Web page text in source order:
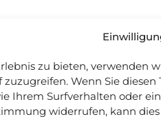
zu bieten, verwenden
Wenn Sie
Ihrem Surfverhalten oder
widerrufen, kann